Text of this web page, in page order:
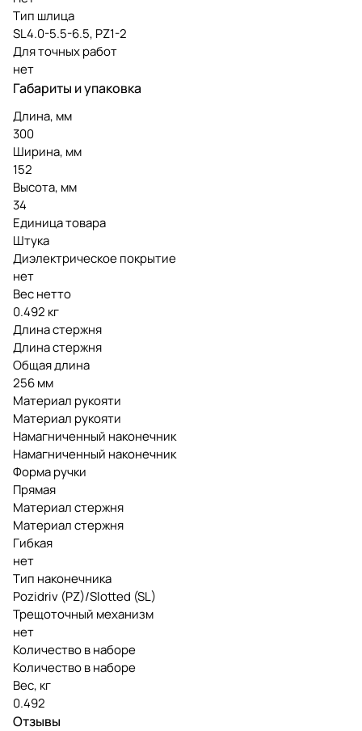
Тип шлица
SL4.0-5.5-6.5, PZ1-2
Для точных работ
нет
Габариты и упаковка
Длина, мм
300
Ширина, мм
152
Высота, мм
34
Единица товара
Штука
Диэлектрическое покрытие
нет
Вес нетто
0.492 кг
Длина стержня
Длина стержня
Общая длина
256 мм
Материал рукояти
Материал рукояти
Намагниченный наконечник
Намагниченный наконечник
Форма ручки
Прямая
Материал стержня
Материал стержня
Гибкая
нет
Тип наконечника
Pozidriv (PZ)/Slotted (SL)
Трещоточный механизм
нет
Количество в наборе
Количество в наборе
Вес, кг
0.492
Отзывы